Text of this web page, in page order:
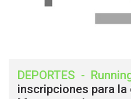
DEPORTES -
inscripciones para la